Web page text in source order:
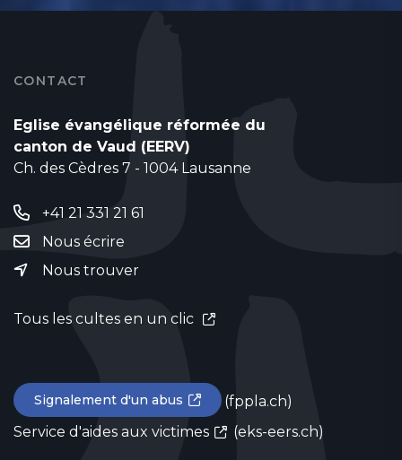
CONTACT
Eglise évangélique réformée du
canton de Vaud (EERV)
Ch. des Cèdres 7 - 1004 Lausanne
+41 21 331 21 61
Nous écrire
Nous trouver
Tous les cultes en un clic
Signalement d'un abus
(fppla.ch)
Service d'aides aux victimes
(eks-eers.ch)